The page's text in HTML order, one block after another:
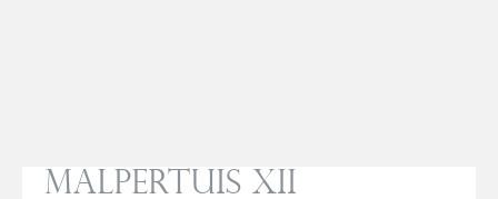
Malpertuis XII